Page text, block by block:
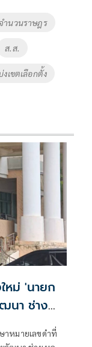
จำนวนราษฎร
ส.ส.
งเขตเลือกตั้ง
หม่ 'นายก
นา ช่าง
หมายเลขดำที่